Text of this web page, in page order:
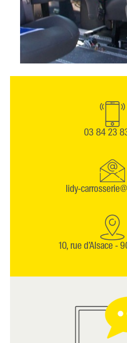
03 84 23
lidy-
10, rue d’Alsace -